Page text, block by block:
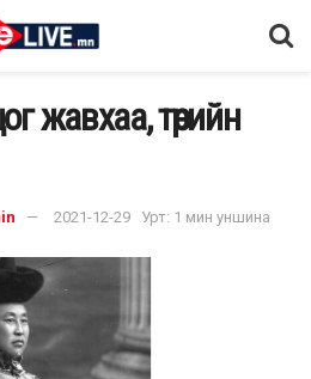
жавхаа, төрийн
2021-12-29 Урт: 1 мин уншина